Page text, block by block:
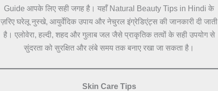
Guide आपके लिए सही जगह है। यहाँ Natural Beauty Tips in Hindi के
ज़रिए घरेलू नुस्खे, आयुर्वेदिक उपाय और नेचुरल इंग्रेडिएंट्स की जानकारी दी जाती
है। एलोवेरा, हल्दी, शहद और गुलाब जल जैसे प्राकृतिक तत्वों के सही उपयोग से
सुंदरता को सुरक्षित और लंबे समय तक बनाए रखा जा सकता है।
Skin Care Tips